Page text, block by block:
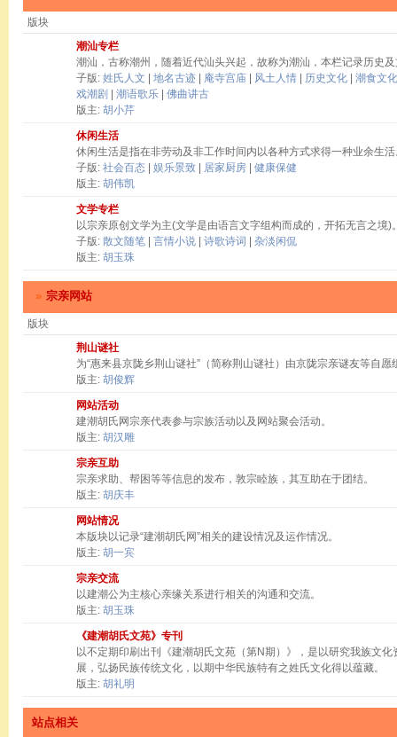
版块
潮汕专栏
潮汕，古称潮州，随着近代汕头兴起，故称为潮汕，本栏记录历史
子版: 姓氏人文 地名古迹 庵寺宫庙 风土人情 历史文化
潮食文化
戏潮剧
潮语歌乐
佛曲讲古
版主: 胡小芹
休闲生活
休闲生活是指在非劳动及非工作时间内以各种方式求得一种业余生
子版: 社会百态 娱乐景致 居家厨房
健康保健
版主: 胡伟凯
文学专栏
以宗亲原创文学为主(文学是由语言文字组构而成的，开拓无言之境)
子版: 散文随笔 言情小说 诗歌诗词
杂淡闲侃
版主: 胡玉珠
» 宗亲网站
版块
荆山谜社
为“惠来县京陇乡荆山谜社”（简称荆山谜社）由京陇宗亲谜友等自
版主: 胡俊辉
网站活动
建潮胡氏网宗亲代表参与宗族活动以及网站聚会活动。
版主: 胡汉雕
宗亲互助
宗亲求助、帮困等等信息的发布，敦宗睦族，其互助在于团结。
版主: 胡庆丰
网站情况
本版块以记录“建潮胡氏网”相关的建设情况及运作情况。
版主: 胡一宾
宗亲交流
以建潮公为主核心亲缘关系进行相关的沟通和交流。
版主: 胡玉珠
《建潮胡氏文苑》专刊
以不定期印刷出刊《建潮胡氏文苑（第N期）》，是以研究我族文
展，弘扬民族传统文化，以期中华民族特有之姓氏文化得以蕴藏。
版主: 胡礼明
站点相关